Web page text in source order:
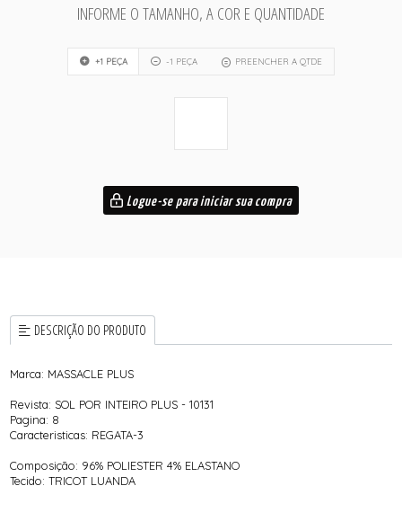
INFORME O TAMANHO, A COR E QUANTIDADE
+1 PEÇA -1 PEÇA PREENCHER A QTDE
Logue-se para iniciar sua compra
DESCRIÇÃO DO PRODUTO
Marca: MASSACLE PLUS
Revista: SOL POR INTEIRO PLUS - 10131
Pagina: 8
Caracteristicas: REGATA-3
Composição: 96% POLIESTER 4% ELASTANO
Tecido: TRICOT LUANDA